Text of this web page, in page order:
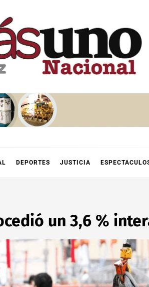
DEPORTES JUSTICIA
un 3,6 %